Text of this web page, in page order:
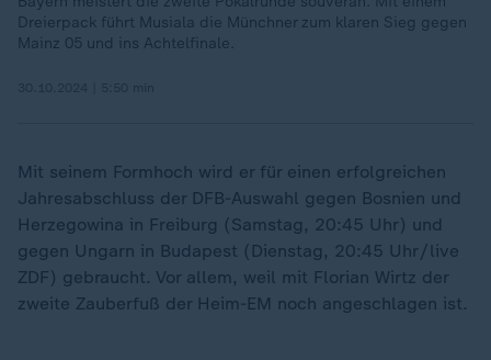
Dreierpack führt Musiala die Münchner zum klaren Sieg gegen
Mainz 05 und ins Achtelfinale.
Mit seinem Formhoch wird er für einen erfolgreichen
Jahresabschluss der DFB-Auswahl gegen Bosnien und
Herzegowina in Freiburg (Samstag, 20:45 Uhr) und
gegen Ungarn in Budapest (Dienstag, 20:45 Uhr/live
ZDF) gebraucht. Vor allem, weil mit Florian Wirtz der
zweite Zauberfuß der Heim-EM noch angeschlagen ist.